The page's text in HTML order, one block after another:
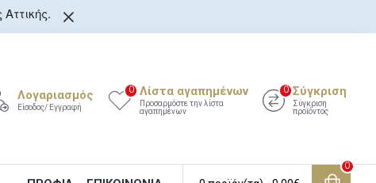
Λογαριασμός
Είσοδος/ Εγγραφή
Λίστα αγαπημένων
Προσαρμόστε την λίστα
αγαπημένων
0 Σύγκριση
Σύγκριση
προϊόντος
0
0